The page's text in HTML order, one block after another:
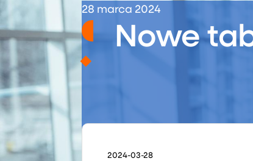
28 marca 2024
Nowe
2024-03-28